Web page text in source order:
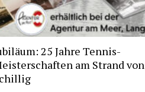
25 Jahre Tennis-
am Strand von